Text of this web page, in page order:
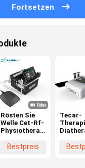
Fortsetzen
Rösten Sie
Welle Cet-Rf-
Physiotherapie-
Schmerzlinderungs-
Bestpreis
Tecar-